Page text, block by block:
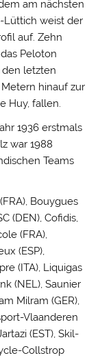
am nächsten
Lüttich weist der
auf. Zehn
Peloton
den letzten
hinauf zur
Huy, fallen.
1936 erstmals
war 1988
Teams
Bouygues
(DEN), Cofidis,
(FRA),
(ESP),
(ITA), Liquigas
(NEL), Saunier
Milram (GER),
Vlaanderen
(EST), Skil-
Collstrop